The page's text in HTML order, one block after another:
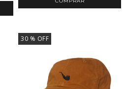
30 % OFF